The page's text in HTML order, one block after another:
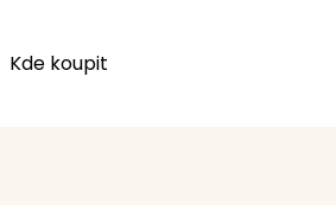
Kde koupit